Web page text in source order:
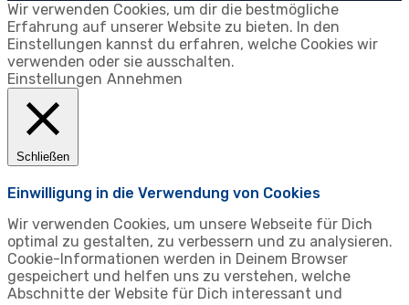
Wir verwenden Cookies, um dir die bestmögliche
Erfahrung auf unserer Website zu bieten. In den
Einstellungen kannst du erfahren, welche Cookies wir
verwenden oder sie ausschalten.
Einstellungen Annehmen
Schließen
Einwilligung in die Verwendung von Cookies
Wir verwenden Cookies, um unsere Webseite für Dich
optimal zu gestalten, zu verbessern und zu analysieren.
Cookie-Informationen werden in Deinem Browser
gespeichert und helfen uns zu verstehen, welche
Abschnitte der Website für Dich interessant und